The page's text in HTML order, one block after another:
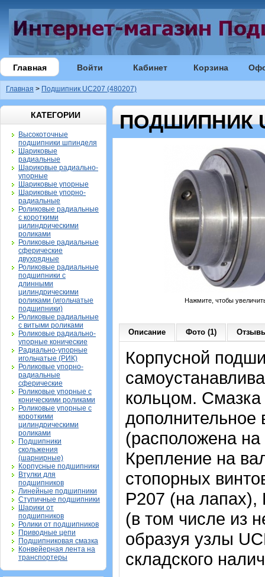
Главная Войти Кабинет Корзина
Главная > Подшипник UC207 (480207)
КАТЕГОРИИ
Высокоточные
подшипники шпинделя
Шариковые
радиальные
Шариковые радиально-
упорные
Шариковые упорные
Шариковые упорно-
радиальные
Роликовые радиальные
с короткими
цилиндрическими
роликами
Роликовые радиальные
сферические
двухрядные
Роликовые радиальные
подшипники с
длинными
цилиндрическими
роликами (игольчатые
подшипники)
Роликовые радиальные
с витыми роликами
Роликовые радиально-
упорные конические
Радиально-упорные
игольчатые (РИК)
Роликовые упорно-
радиальные
сферические
Роликовые упорные с
коническими роликами
Роликовые упорные с
короткими
цилиндрическими
роликами
Подшипники
скольжения
(шарнирные)
Корпусные подшипники
Втулки для
подшипников
Линейные подшипники
Ступичные подшипники
Шарики от
подшипников
Ролики от подшипников
Приводные цепи
Подшипниковая смазка
Конвейерная лента на
транспортеры
ПОДШИПНИК
Нажмите, чтобы
Описание Фото (1)
Корпусной
кольцом.
дополнительное
(расположена на
Крепление на
стопорных
P207 (на
(в том числе из
образуя узлы
складского